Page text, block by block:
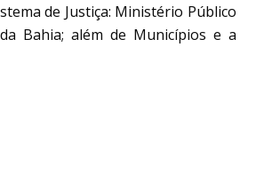
de Justiça: Ministério Público
Bahia; além de Municípios e a